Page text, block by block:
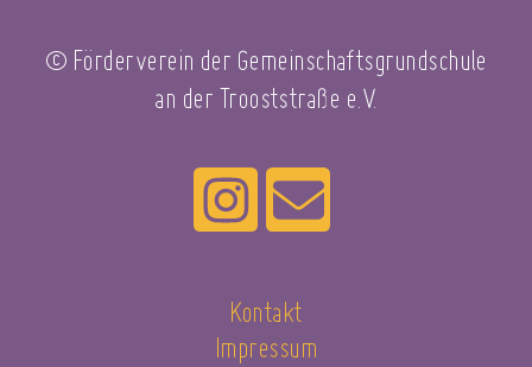
© Förderverein der Gemeinschaftsgrundschule
an der Trooststraße e.V.
Kontakt
Impressum